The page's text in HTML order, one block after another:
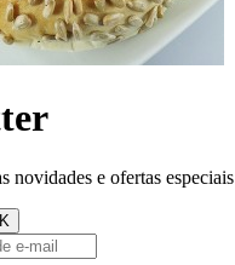
novidades e ofertas especiais